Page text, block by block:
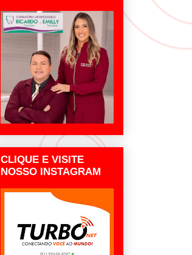
CLIQUE E VISITE
NOSSO INSTAGRAM